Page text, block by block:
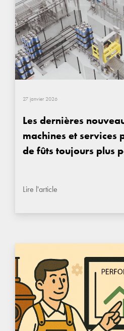
27 janvier 2026
Les dernières
machines et services
de fûts toujours plus
Lire l'article